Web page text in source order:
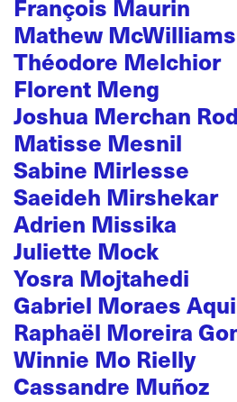
François Maurin
Mathew McWilliams
Théodore Melchior
Florent Meng
Joshua Merchan
Matisse Mesnil
Sabine Mirlesse
Saeideh Mirshekar
Adrien Missika
Juliette Mock
Yosra Mojtahedi
Gabriel Moraes
Raphaël Moreira
Winnie Mo Rielly
Cassandre Muñoz